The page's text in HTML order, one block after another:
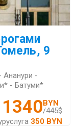
9
Ананури -
- Батуми*
1340BYN
/445$
350 BYN